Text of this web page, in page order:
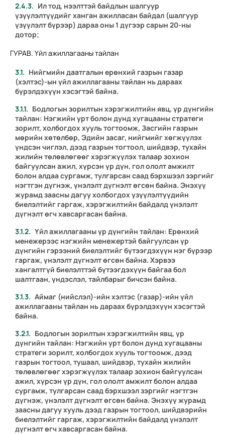
Ил тод, нээлттэй байдлын шалгуур
үзүүлэлтүүдийг ханган ажилласан байдал (шалгуур
үзүүлэлт бүрээр) дараа оны 1 дүгээр сарын 20-ны
дотор;
ГУРАВ. Үйл ажиллагааны тайлан
Нийгмийн даатгалын ерөнхий газрын газар
(хэлтэс)-ын үйл ажиллагааны тайлан нь дараах
бүрэлдэхүүн хэсэгтэй байна.
Бодлогын зорилтын хэрэгжилтийн явц, үр дүнгийн
тайлан: Нэгжийн урт болон дунд хугацааны стратеги
зорилт, холбогдох хууль тогтоомж, Засгийн газрын
мөрийн хөтөлбөр, Эдийн засаг, нийгмийг хөгжүүлэх
үндсэн чиглэл, дээд газрын тогтоол, шийдвэр, тухайн
жилийн төлөвлөгөөг хэрэгжүүлэх талаар зохион
байгуулсан ажил, хүрсэн үр дүн, гол ололт амжилт
болон алдаа сургамж, тулгарсан саад бэрхшээл зэргийг
нэгтгэн дүгнэж, үнэлэлт дүгнэлт өгсөн байна. Энэхүү
журамд заасны дагуу холбогдох үзүүлэлтүүдийн
биелэлтийг гаргаж, хэрэгжилтийн байдалд үнэлэлт
дүгнэлт өгч хавсаргасан байна.
Үйл ажиллагааны үр дүнгийн тайлан: Ерөнхий
менежерээс нэгжийн менежертэй байгуулсан үр
дүнгийн гэрээний биелэлтийг бүтээгдэхүүн нэг бүрээр
гаргаж, үнэлэлт дүгнэлт өгсөн байна. Хэрвээ
хангалтгүй биелэлттэй бүтээгдэхүүн байгаа бол
шалтгаан, үндэслэл, тайлбарыг бичсэн байна.
Аймаг (нийслэл)-ийн хэлтэс (газар)-ийн үйл
ажиллагааны тайлан нь дараах бүрэлдэхүүн хэсэгтэй
байна.
Бодлогын зорилтын хэрэгжилтийн явц, үр
дүнгийн тайлан: Нэгжийн урт болон дунд хугацааны
стратеги зорилт, холбогдох хууль тогтоомж, дээд
газрын тогтоол, тушаал, шийдвэр, тухайн жилийн
төлөвлөгөөг хэрэгжүүлэх талаар зохион байгуулсан
ажил, хүрсэн үр дүн, гол ололт амжилт болон алдаа
сургамж, тулгарсан саад бэрхшээл зэргийг нэгтгэн
дүгнэж, үнэлэлт дүгнэлт өгсөн байна. Энэхүү журамд
заасны дагуу хууль дээд газрын тогтоол, шийдвэрийн
биелэлтийг гаргаж, хэрэгжилтийн байдалд үнэлэлт
дүгнэлт өгч хавсаргасан байна.